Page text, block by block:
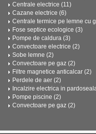
Centrale electrice (11)
Cazane electrice (6)
Centrale termice pe lemne cu
Fose septice ecologice (3)
Pompe de caldura (3)
Convectoare electrice (2)
Sobe lemne (2)
Convectoare pe gaz (2)
Filtre magnetice anticalcar (2)
Perdele de aer (2)
Incalzire electrica in
Pompe piscine (2)
Convectoare pe gaz (2)